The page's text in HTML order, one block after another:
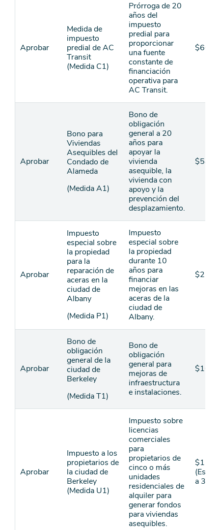
Aprobar
Medida de
impuesto
predial de AC
Transit
(Medida C1)
Prórroga de 20
años del
impuesto
predial para
proporcionar
una fuente
constante de
financiación
operativa para
AC Transit.
$600
Aprobar
Bono para
Viviendas
Asequibles del
Condado de
Alameda
(Medida A1)
Bono de
obligación
general a 20
años para
apoyar la
vivienda
asequible, la
vivienda con
apoyo y la
prevención del
desplazamiento.
$580
Aprobar
Impuesto
especial sobre
la propiedad
para la
reparación de
aceras en la
ciudad de
Albany
(Medida P1)
Impuesto
especial sobre
la propiedad
durante 10
años para
financiar
mejoras en las
aceras de la
ciudad de
Albany.
$2
Aprobar
Bono de
obligación
general de la
ciudad de
Berkeley
(Medida T1)
Bono de
obligación
general para
mejoras de
infraestructura
e instalaciones.
$100
Aprobar
Impuesto a los
propietarios de
la ciudad de
Berkeley
(Medida U1)
Impuesto sobre
licencias
comerciales
para
propietarios de
cinco o más
unidades
residenciales de
alquiler para
generar fondos
para viviendas
asequibles.
$120
a 30